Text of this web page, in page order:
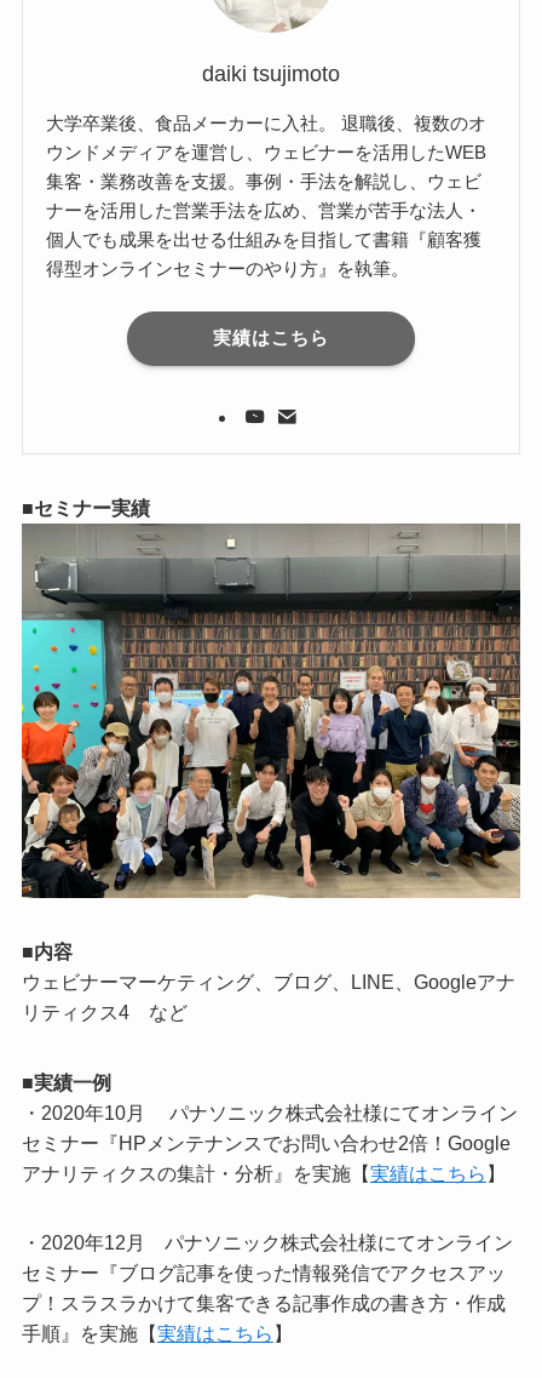
daiki tsujimoto
大学卒業後、食品メーカーに入社。 退職後、複数のオ
ウンドメディアを運営し、ウェビナーを活用したWEB
集客・業務改善を支援。事例・手法を解説し、ウェビ
ナーを活用した営業手法を広め、営業が苦手な法人・
個人でも成果を出せる仕組みを目指して書籍『顧客獲
得型オンラインセミナーのやり方』を執筆。
実績はこちら
■セミナー実績
■内容
ウェビナーマーケティング、ブログ、LINE、Googleアナ
リティクス4 など
■実績一例
・2020年10月
パナソニック株式会社様にてオンライン
セミナー『HPメンテナンスでお問い合わせ2倍！Google
アナリティクスの集計・分析』を実施【実績はこちら 】
・2020年12月 パナソニック株式会社様にてオンライン
セミナー『ブログ記事を使った情報発信でアクセスアッ
プ！スラスラかけて集客できる記事作成の書き方・作成
手順』を実施【実績はこちら 】